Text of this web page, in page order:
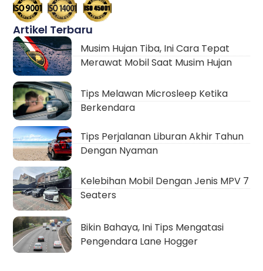
Artikel Terbaru
Musim Hujan Tiba, Ini Cara Tepat
Merawat Mobil Saat Musim Hujan
Tips Melawan Microsleep Ketika
Berkendara
Tips Perjalanan Liburan Akhir Tahun
Dengan Nyaman
Kelebihan Mobil Dengan Jenis MPV 7
Seaters
Bikin Bahaya, Ini Tips Mengatasi
Pengendara Lane Hogger